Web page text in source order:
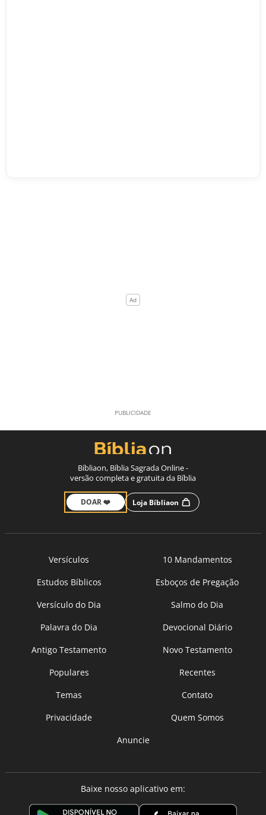
Bíbliaon, Bíblia Sagrada Online -
versão completa e gratuita da Bíblia
DOAR ❤️ Loja Bíbliaon
Versículos
10 Mandamentos
Estudos Bíblicos
Esboços de Pregação
Versículo do Dia
Salmo do Dia
Palavra do Dia
Devocional Diário
Antigo Testamento
Novo Testamento
Populares
Recentes
Temas
Contato
Privacidade
Quem Somos
Anuncie
Baixe nosso aplicativo em: